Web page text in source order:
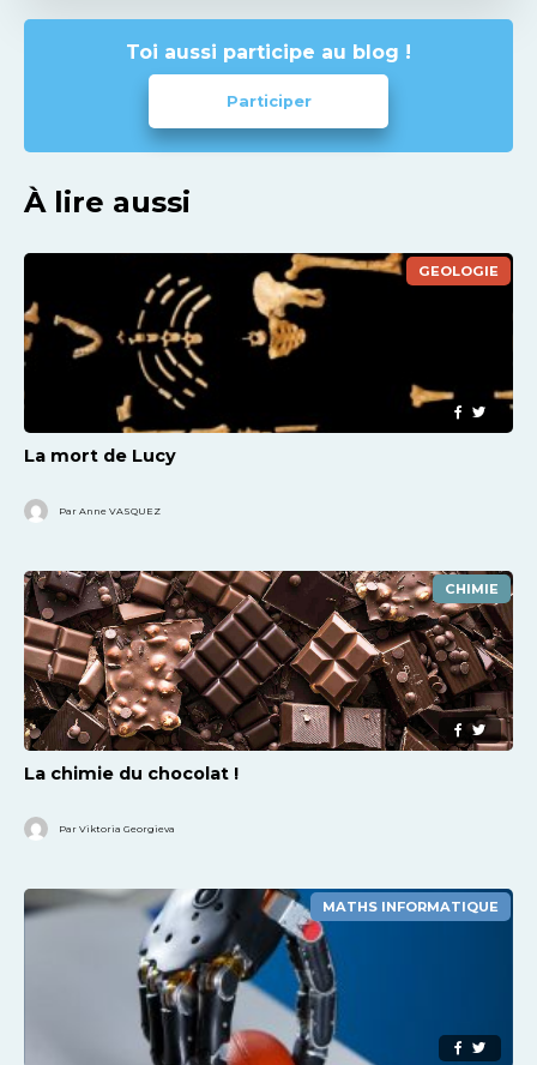
Toi aussi participe au blog !
Participer
À lire aussi
GEOLOGIE
La mort de Lucy
Par Anne VASQUEZ
CHIMIE
La chimie du chocolat !
Par Viktoria Georgieva
MATHS INFORMATIQUE